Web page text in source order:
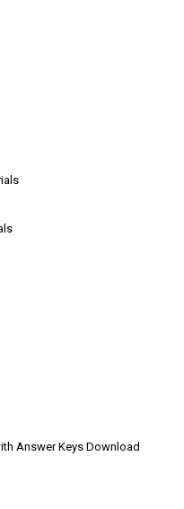
Answer Keys Download